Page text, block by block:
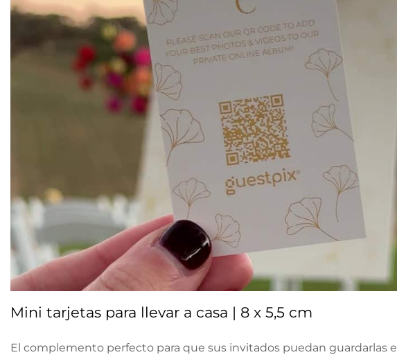
Mini tarjetas para llevar a casa | 8 x 5,5 cm
El complemento perfecto para que sus invitados puedan guardarlas